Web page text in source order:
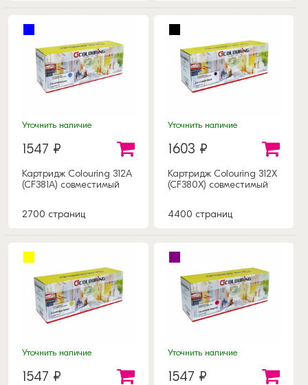
Уточнить наличие
1547 ₽
Картридж Colouring 312A
(CF381A) совместимый
2700 страниц
Уточнить наличие
1603 ₽
Картридж Colouring 312X
(CF380X) совместимый
4400 страниц
Уточнить наличие
1547 ₽
Уточнить наличие
1547 ₽